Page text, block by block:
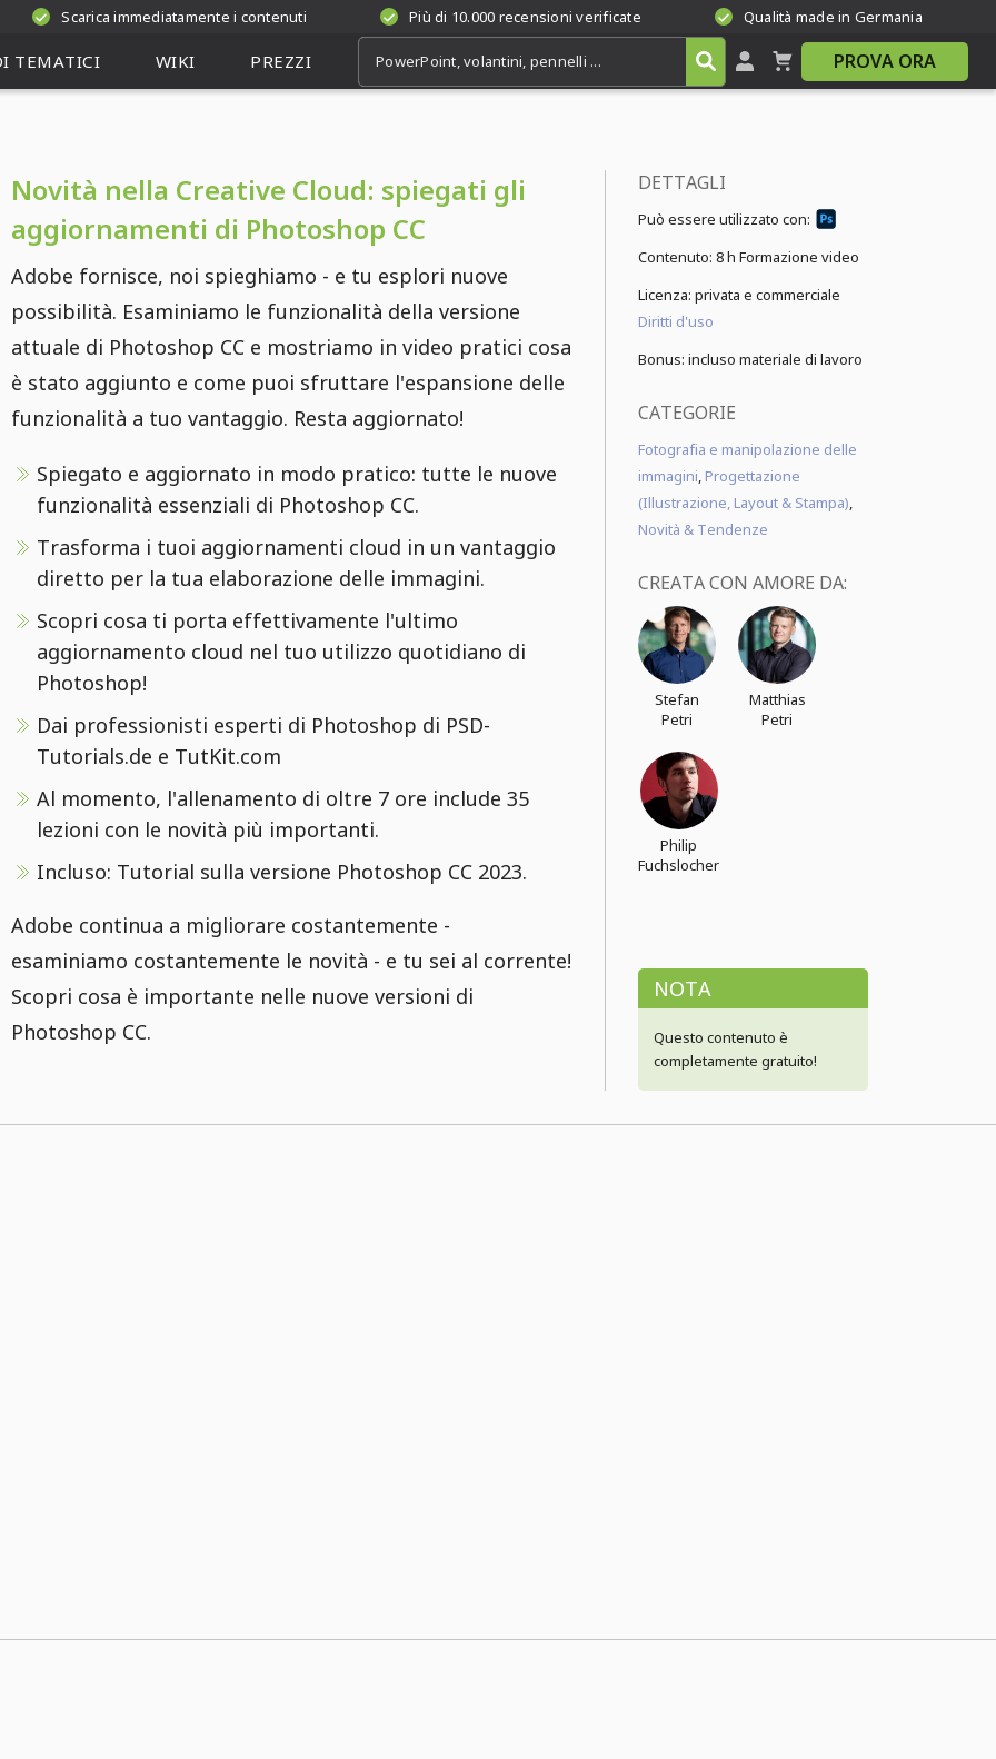
Scarica immediatamente i contenuti Più di 10.000 recensioni verificate Qualità made in Germania
TEMATICI WIKI PREZZI PROVA ORA
Novità nella Creative Cloud: spiegati gli
aggiornamenti di Photoshop CC
Adobe fornisce, noi spieghiamo - e tu esplori nuove
possibilità. Esaminiamo le funzionalità della versione
attuale di Photoshop CC e mostriamo in video pratici cosa
è stato aggiunto e come puoi sfruttare l'espansione delle
funzionalità a tuo vantaggio. Resta aggiornato!
Spiegato e aggiornato in modo pratico: tutte le nuove
funzionalità essenziali di Photoshop CC.
Trasforma i tuoi aggiornamenti cloud in un vantaggio
diretto per la tua elaborazione delle immagini.
Scopri cosa ti porta effettivamente l'ultimo
aggiornamento cloud nel tuo utilizzo quotidiano di
Photoshop!
Dai professionisti esperti di Photoshop di PSD-
Tutorials.de e TutKit.com
Al momento, l'allenamento di oltre 7 ore include 35
lezioni con le novità più importanti.
Incluso: Tutorial sulla versione Photoshop CC 2023.
Adobe continua a migliorare costantemente -
esaminiamo costantemente le novità - e tu sei al corrente!
Scopri cosa è importante nelle nuove versioni di
Photoshop CC.
DETTAGLI
Può essere utilizzato con:
Contenuto:8 h Formazione video
Licenza: privata e commerciale
Diritti d'uso
Bonus: incluso materiale di lavoro
CATEGORIE
Fotografia e manipolazione delle
immagini, Progettazione
(Illustrazione, Layout & Stampa),
Novità & Tendenze
CREATA CON AMORE DA:
Stefan
Petri
Matthias
Petri
Philip
Fuchslocher
NOTA
Questo contenuto è
completamente gratuito!